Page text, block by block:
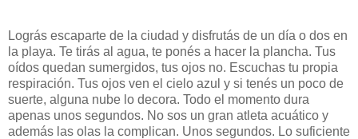
Lográs escaparte de la ciudad y disfrutás de un día o dos en
la playa. Te tirás al agua, te ponés a hacer la plancha. Tus
oídos quedan sumergidos, tus ojos no. Escuchas tu propia
respiración. Tus ojos ven el cielo azul y si tenés un poco de
suerte, alguna nube lo decora. Todo el momento dura
apenas unos segundos. No sos un gran atleta acuático y
además las olas la complican. Unos segundos. Lo suficiente